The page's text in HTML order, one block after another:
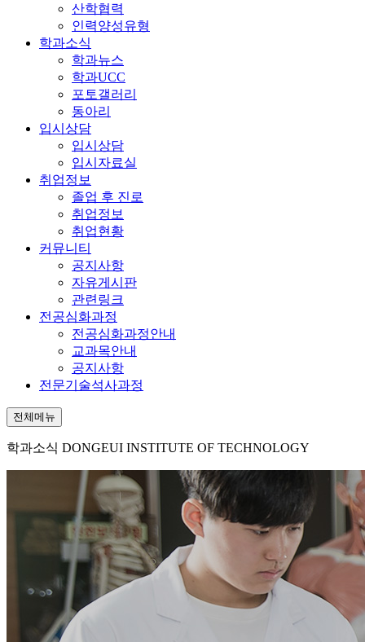
산학협력
인력양성유형
학과소식
학과뉴스
학과UCC
포토갤러리
동아리
입시상담
입시상담
입시자료실
취업정보
졸업 후 진로
취업정보
취업현황
커뮤니티
공지사항
자유게시판
관련링크
전공심화과정
전공심화과정안내
교과목안내
공지사항
전문기술석사과정
전체메뉴
학과소식 DONGEUI INSTITUTE OF TECHNOLOGY